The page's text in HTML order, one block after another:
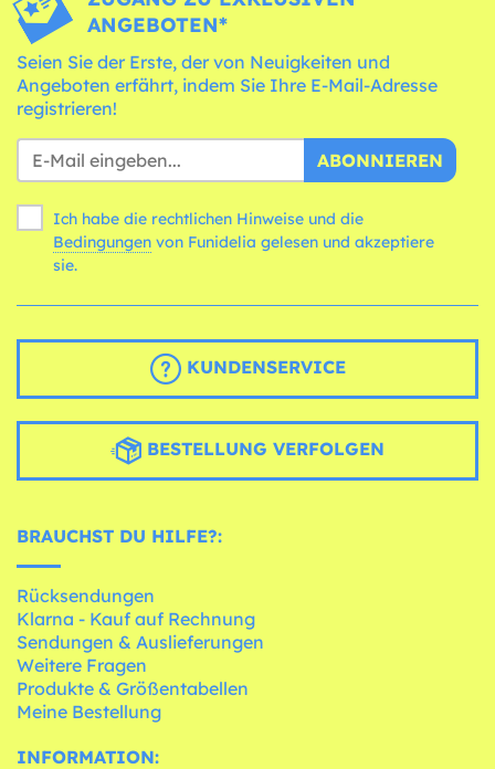
ANGEBOTEN*
Seien Sie der Erste, der von Neuigkeiten und
Angeboten erfährt, indem Sie Ihre E-Mail-Adresse
registrieren!
ABONNIEREN
Ich habe die rechtlichen Hinweise und die
Bedingungen
sie.
KUNDENSERVICE
BESTELLUNG VERFOLGEN
BRAUCHST DU HILFE?:
Rücksendungen
Klarna - Kauf auf Rechnung
Sendungen & Auslieferungen
Weitere Fragen
Produkte & Größentabellen
Meine Bestellung
INFORMATION: